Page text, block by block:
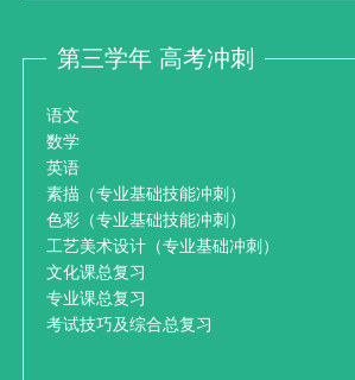
语文
数学
英语
素描（专业基础技能冲刺）
色彩（专业基础技能冲刺）
工艺美术设计（专业基础冲刺）
文化课总复习
专业课总复习
考试技巧及综合总复习
第三学年 高考冲刺